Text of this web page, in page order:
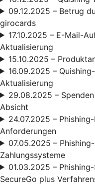
09.12.2025 – Betrug
girocards
17.10.2025 – E-Mail-
Aktualisierung
15.10.2025 –
16.09.2025 –
Aktualisierung
29.08.2025 –
Absicht
24.07.2025 –
Anforderungen
07.05.2025 –
Zahlungssysteme
01.03.2025 –
SecureGo plus